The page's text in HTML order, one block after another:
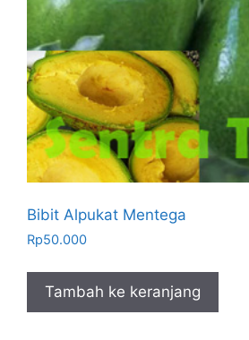
Bibit Alpukat Mentega
Rp50.000
Tambah ke keranjang